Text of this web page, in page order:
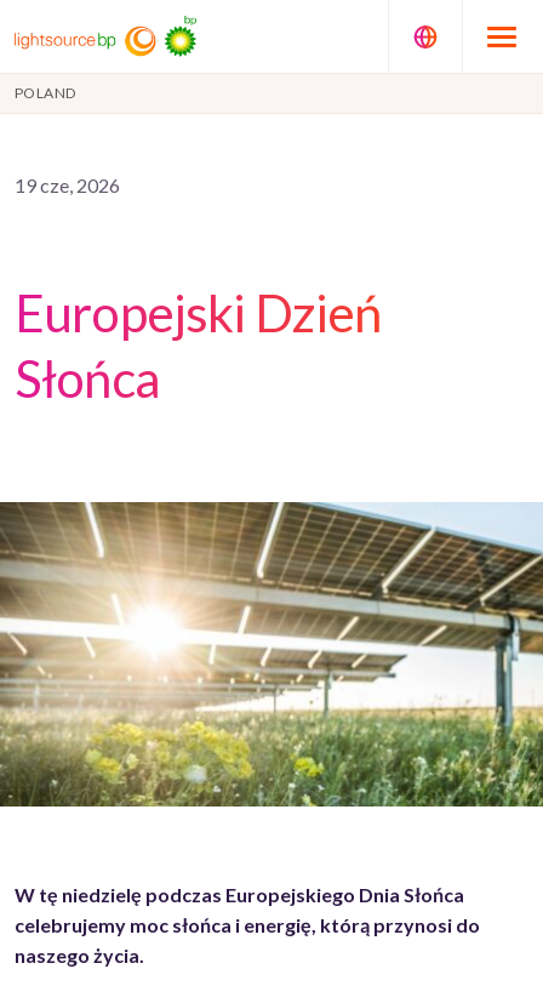
POLAND
19 cze, 2026
Europejski Dzień
Słońca
W tę niedzielę podczas Europejskiego Dnia Słońca
celebrujemy moc słońca i energię, którą przynosi do
naszego życia.